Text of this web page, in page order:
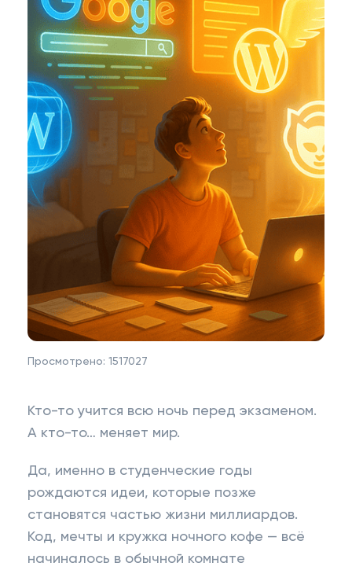
Просмотрено: 1517027
Кто-то учится всю ночь перед экзаменом.
А кто-то… меняет мир.
Да, именно в студенческие годы
рождаются идеи, которые позже
становятся частью жизни миллиардов.
Код, мечты и кружка ночного кофе — всё
начиналось в обычной комнате